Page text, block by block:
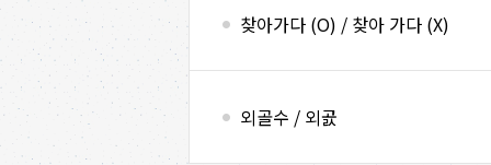
찾아가다 (O) / 찾아 가다 (X)
외골수 / 외곬